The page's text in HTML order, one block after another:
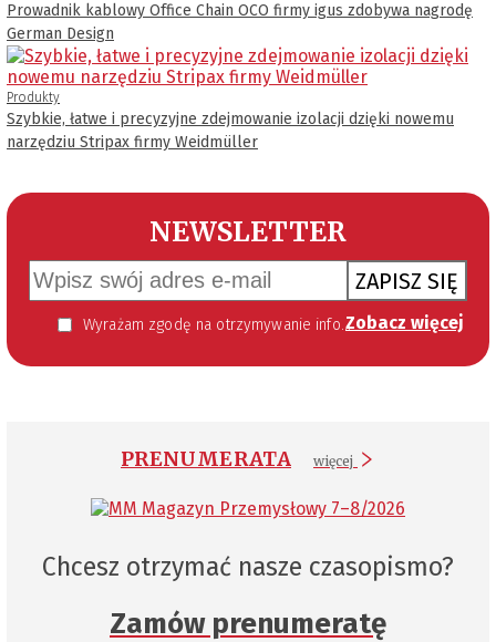
Prowadnik kablowy Office Chain OCO firmy igus zdobywa nagrodę
German Design
Produkty
Szybkie, łatwe i precyzyjne zdejmowanie izolacji dzięki nowemu
narzędziu Stripax firmy Weidmüller
NEWSLETTER
ZAPISZ SIĘ
Wyrażam zgodę na otrzymywanie informacji handlowej kierowanej do mnie za pomocą środków komunikacji elektronicznej w szczególności poczty elektronicznej zgodnie z przepisem art. 10 ust 2 ustawy z dnia 18 lipca 2002 roku o świadczeniu usług drogą elektroniczną (Dz. U. 144 z 2002 r. poz. 1204). Zgoda jest dobrowolna, jednak jej wyrażenie jest konieczne, aby otrzymywać newsletter. Zobacz więcej
PRENUMERATA więcej
Chcesz otrzymać nasze czasopismo?
Zamów prenumeratę